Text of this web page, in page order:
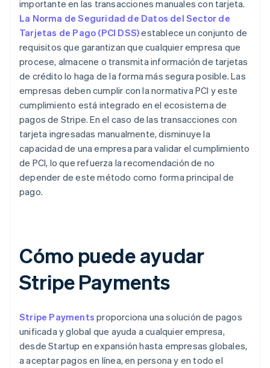
importante en las transacciones manuales con tarjeta.
La Norma de Seguridad de Datos del Sector de
Tarjetas de Pago (PCI DSS)establece un conjunto de
requisitos que garantizan que cualquier empresa que
procese, almacene o transmita información de tarjetas
de crédito lo haga de la forma más segura posible. Las
empresas deben cumplir con la normativa PCI y este
cumplimiento está integrado en el ecosistema de
pagos de Stripe. En el caso de las transacciones con
tarjeta ingresadas manualmente, disminuye la
capacidad de una empresa para validar el cumplimiento
de PCI, lo que refuerza la recomendación de no
depender de este método como forma principal de
pago.
Cómo puede ayudar
Stripe Payments
Stripe Payments proporciona una solución de pagos
unificada y global que ayuda a cualquier empresa,
desde Startup en expansión hasta empresas globales,
a aceptar pagos en línea, en persona y en todo el